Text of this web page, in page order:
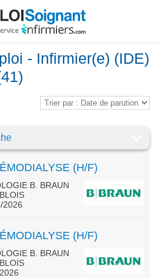
- Infirmier(e) (IDE)
(H/F)
B. BRAUN
2026
(H/F)
B. BRAUN